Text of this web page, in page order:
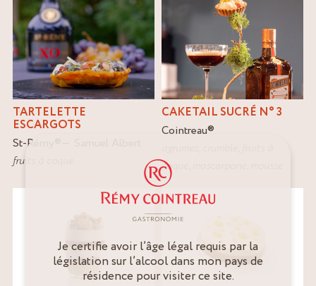
TARTELETTE
ESCARGOTS
St-Rémy
fruits à coque
CAKETAIL SUCRÉ N° 3
Cointreau®
coque
Je certifie avoir l’âge légal requis par la
législation sur l’alcool dans mon pays de
résidence pour visiter ce site.